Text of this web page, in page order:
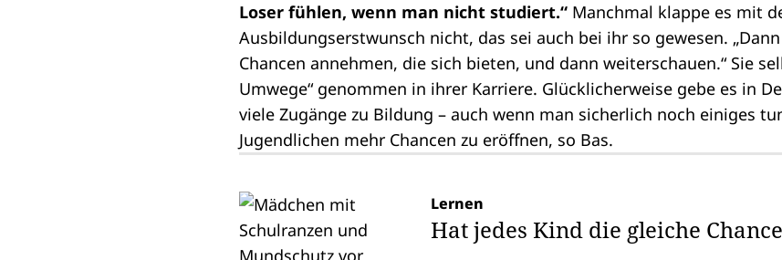
Loser fühlen, wenn man nicht studiert.“ Manchmal klappe es mit
Ausbildungserstwunsch nicht, das sei auch bei ihr so gewesen.
Chancen annehmen, die sich bieten, und dann weiterschauen.“ Sie
Umwege“ genommen in ihrer Karriere. Glücklicherweise gebe es in
viele Zugänge zu Bildung – auch wenn man sicherlich noch einiges
Jugendlichen mehr Chancen zu eröffnen, so Bas.
Lernen
Hat jedes Kind die gleiche